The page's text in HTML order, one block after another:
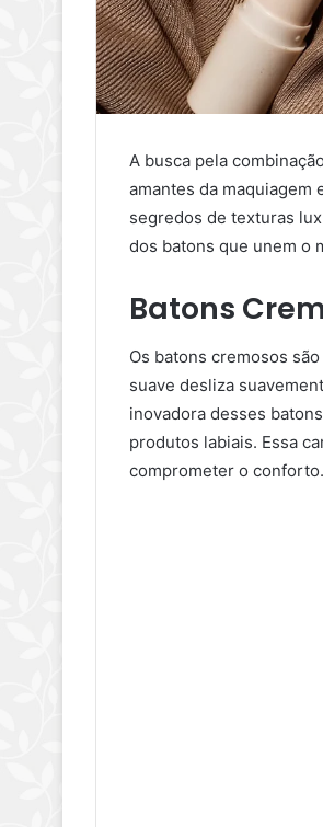
A busca pela
amantes da
segredos de texturas
dos batons que unem o
Batons
Os batons cremosos
suave desliza
inovadora desses
produtos labiais. Essa
comprometer o conforto.